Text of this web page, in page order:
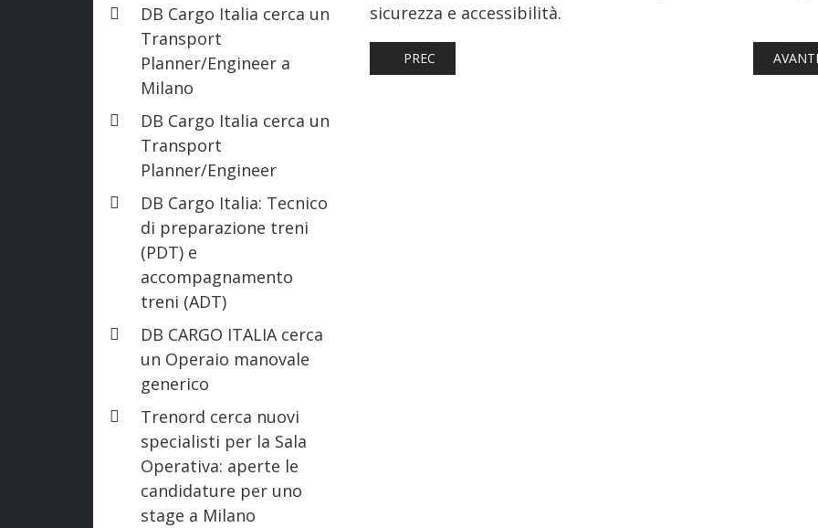
DB Cargo Italia cerca un
Transport
Planner/Engineer a
Milano
DB Cargo Italia cerca un
Transport
Planner/Engineer
DB Cargo Italia: Tecnico
di preparazione treni
(PDT) e
accompagnamento
treni (ADT)
DB CARGO ITALIA cerca
un Operaio manovale
generico
Trenord cerca nuovi
specialisti per la Sala
Operativa: aperte le
candidature per uno
stage a Milano
sicurezza e accessibilità.
ARTICOLO PRECEDENTE: FERROVIE: ARENAWAYS TORNA CON
PREC AVANTI